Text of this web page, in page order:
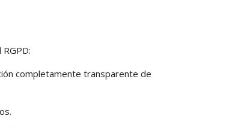
completamente transparente de